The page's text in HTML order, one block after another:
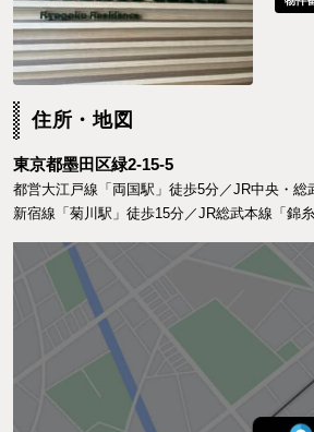
住所・地図
東京都墨田区緑2-15-5
都営大江戸線「両国駅」徒歩5分／JR中央・
新宿線「菊川駅」徒歩15分／JR総武本線「錦